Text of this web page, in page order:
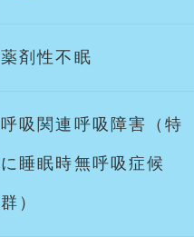
薬剤性不眠
呼吸関連呼吸障害（特
に睡眠時無呼吸症候
群）